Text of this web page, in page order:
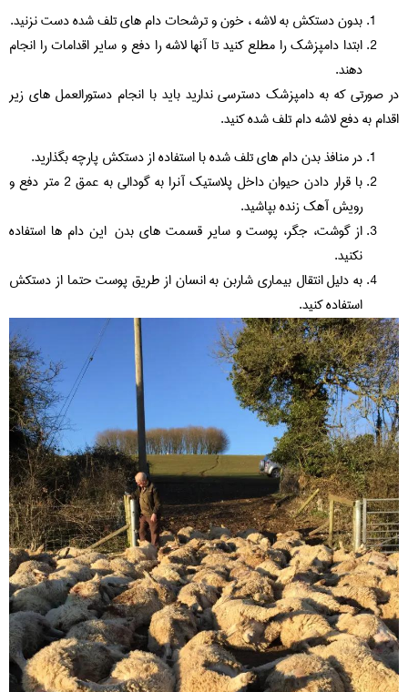
بدون دستکش به لاشه ، خون و ترشحات دام های تلف شده دست نزنید.
ابتدا دامپزشک را مطلع کنید تا آنها لاشه را دفع و سایر اقدامات را انجام
دهند.
در صورتی که به دامپزشک دسترسی ندارید باید با انجام دستورالعمل های زیر
اقدام به دفع لاشه دام تلف شده کنید.
در منافذ بدن دام های تلف شده با استفاده از دستکش پارچه بگذارید.
با قرار دادن حیوان داخل پلاستیک آنرا به گودالی به عمق 2 متر دفع و
رویش آهک زنده بپاشید.
از گوشت، جگر، پوست و سایر قسمت های بدن این دام ها استفاده
نکنید.
به دلیل انتقال بیماری شاربن به انسان از طریق پوست حتما از دستکش
استفاده کنید.